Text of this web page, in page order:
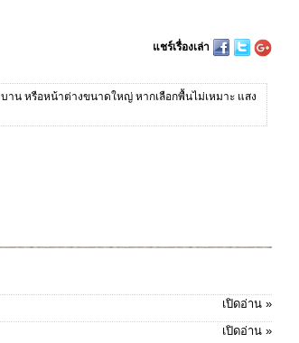
แชร์เรื่องเล่า
าน หรือหน้าต่างขนาดใหญ่ หากเลือกพื้นไม่เหมาะ แสง
เปิดอ่าน »
เปิดอ่าน »